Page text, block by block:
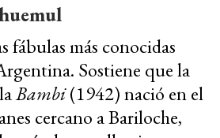
fábulas más conocidas
Sostiene que la
Bambi(1942) nació en el
cercano a Bariloche,